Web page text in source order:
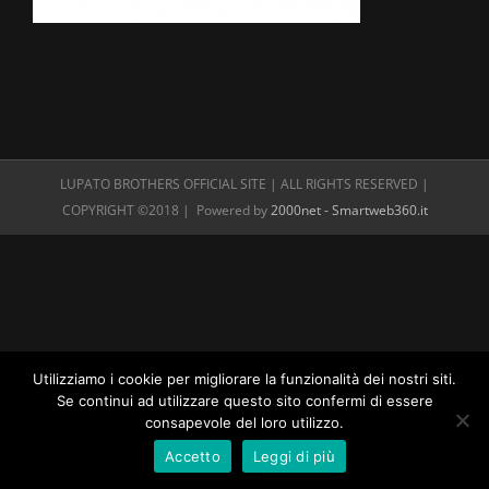
LUPATO BROTHERS OFFICIAL SITE | ALL RIGHTS RESERVED |
COPYRIGHT ©2018 | Powered by2000net - Smartweb360.it
Utilizziamo i cookie per migliorare la funzionalità dei nostri siti.
Se continui ad utilizzare questo sito confermi di essere
consapevole del loro utilizzo.
Accetto
Leggi di più